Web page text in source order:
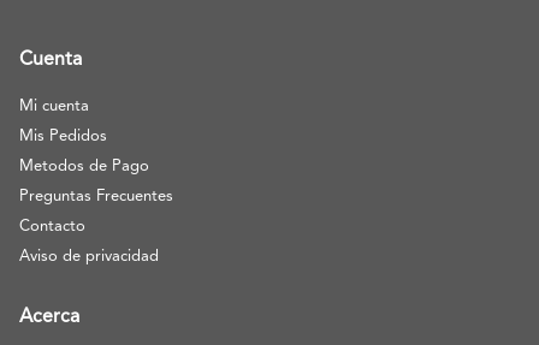
Cuenta
Mi cuenta
Mis Pedidos
Metodos de Pago
Preguntas Frecuentes
Contacto
Aviso de privacidad
Acerca